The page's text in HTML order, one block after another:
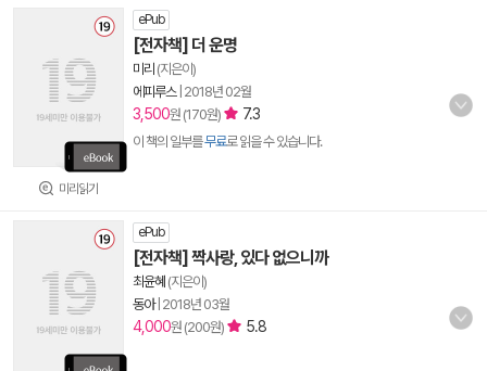
미리읽기
ePub
[전자책] 더 운명
미리 (지은이)
에피루스| 2018년 02월
3,500원 (170원) 7.3
이 책의 일부를무료로 읽을 수 있습니다.
ePub
[전자책] 짝사랑, 있다 없으니까
최윤혜 (지은이)
동아| 2018년 03월
4,000원 (200원) 5.8